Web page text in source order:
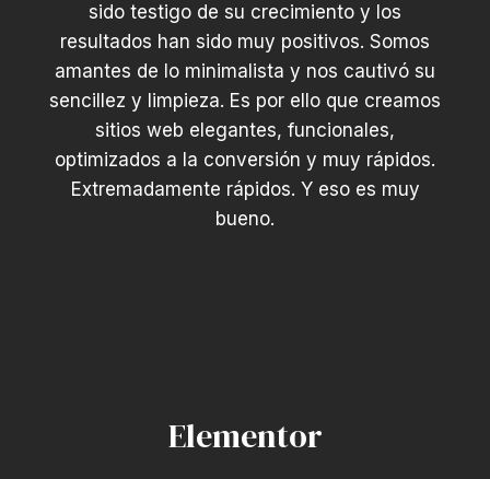
sido testigo de su crecimiento y los
resultados han sido muy positivos. Somos
amantes de lo minimalista y nos cautivó su
sencillez y limpieza. Es por ello que creamos
sitios web elegantes, funcionales,
optimizados a la conversión y muy rápidos.
Extremadamente rápidos. Y eso es muy
bueno.
Elementor